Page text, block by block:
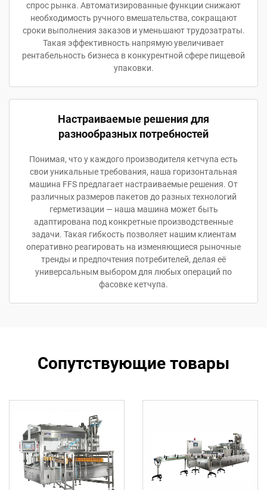
спрос рынка. Автоматизированные функции снижают
необходимость ручного вмешательства, сокращают
сроки выполнения заказов и уменьшают трудозатраты.
Такая эффективность напрямую увеличивает
рентабельность бизнеса в конкурентной сфере пищевой
упаковки.
Настраиваемые решения для
разнообразных потребностей
Понимая, что у каждого производителя кетчупа есть
свои уникальные требования, наша горизонтальная
машина FFS предлагает настраиваемые решения. От
различных размеров пакетов до разных технологий
герметизации — наша машина может быть
адаптирована под конкретные производственные
задачи. Такая гибкость позволяет нашим клиентам
оперативно реагировать на изменяющиеся рыночные
тренды и предпочтения потребителей, делая её
универсальным выбором для любых операций по
фасовке кетчупа.
Сопутствующие товары